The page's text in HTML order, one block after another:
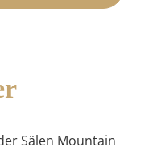
Sälen Mountain